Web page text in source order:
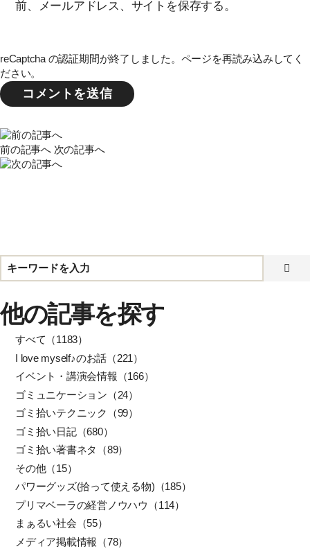
前、メールアドレス、サイトを保存する。
reCaptcha の認証期間が終了しました。ページを再読み込みしてく
ださい。
前の記事へ 次の記事へ
他の記事を探す
すべて（1183）
I love myself♪のお話（221）
イベント・講演会情報（166）
ゴミュニケーション（24）
ゴミ拾いテクニック（99）
ゴミ拾い日記（680）
ゴミ拾い著書ネタ（89）
その他（15）
パワーグッズ(拾って使える物)（185）
プリマベーラの経営ノウハウ（114）
まぁるい社会（55）
メディア掲載情報（78）